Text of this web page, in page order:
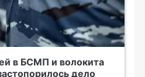
в БСМП и волокита
дело